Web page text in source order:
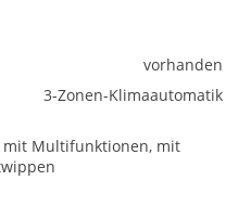
vorhanden
3-Zonen-Klimaautomatik
mit Multifunktionen, mit